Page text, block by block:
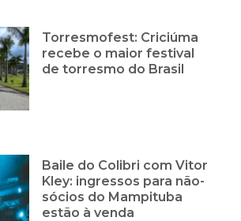
Torresmofest: Criciúma
recebe o maior festival
de torresmo do Brasil
Baile do Colibri com Vitor
Kley: ingressos para não-
sócios do Mampituba
estão à venda